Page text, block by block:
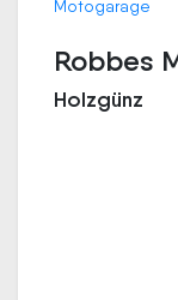
Motogarage
Robbes
Holzgünz